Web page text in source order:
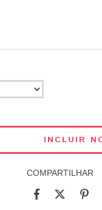
COMPARTILHAR